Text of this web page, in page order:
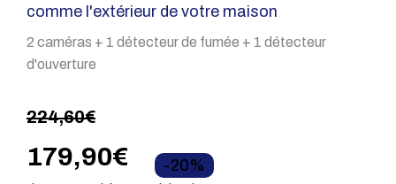
comme l'extérieur de votre maison
2 caméras + 1 détecteur de fumée + 1 détecteur
d'ouverture
224,60€
Le
179,90€ Le -20%